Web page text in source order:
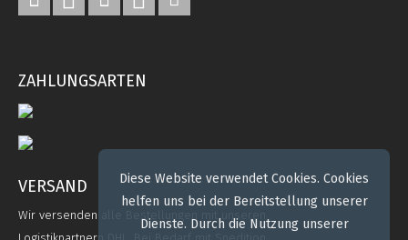
Diese Website verwendet Cookies. Cookies
helfen uns bei der Bereitstellung unserer
Dienste. Durch die Nutzung unserer
ZAHLUNGSARTEN
VERSAND
Wir versenden alle Bestellungen mit unseren